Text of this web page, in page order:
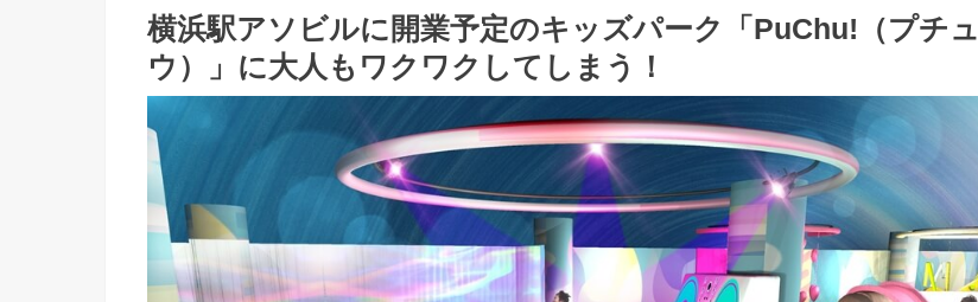
横浜駅アソビルに開業予定のキッズパーク「PuChu!（プチュ
ウ）」に大人もワクワクしてしまう！